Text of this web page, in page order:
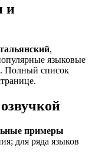
и
,
языковые
Полный список
примеры
для ряда языков